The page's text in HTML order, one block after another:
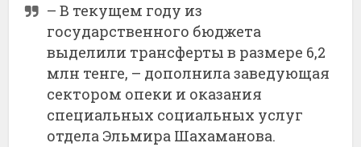
– В текущем году из
государственного бюджета
выделили трансферты в размере 6,2
млн тенге, – дополнила заведующая
сектором опеки и оказания
специальных социальных услуг
отдела Эльмира Шахаманова.